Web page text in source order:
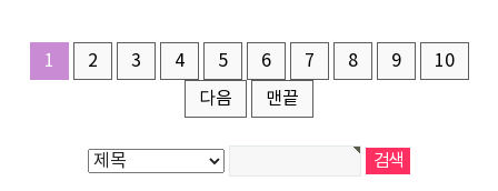
1 2 3 4 5 6 7 8 9
10
다음
맨끝